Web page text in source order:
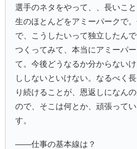
選手のネタをやって、、長いこ
生のほとんどをアミーパークで
で、こうしたいって独立したん
つくってみて、本当にアミーパ
て。今後どうなるか分からない
ししないといけない。なるべく
り続けることが、恩返しになん
ので、そこは何とか、頑張って
す。
――仕事の基本線は？